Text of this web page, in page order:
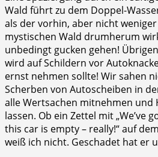
Wald führt zu dem Doppel-
als der vorhin, aber nicht
mystischen Wald drumherum
unbedingt gucken gehen!
wird auf Schildern vor
ernst nehmen sollte! Wir sahen
Scherben von Autoscheiben in
alle Wertsachen mitnehmen und
lassen. Ob ein Zettel mit „We’ve
this car is empty – really!“ auf
weiß ich nicht. Geschadet hat er